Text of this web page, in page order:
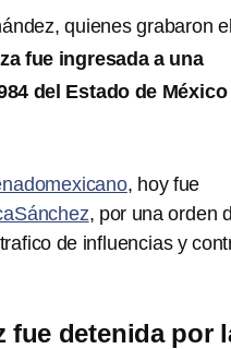
quienes grabaron
fue ingresada a una
del Estado de México
, hoy fue
, por una orden
de influencias y
fue detenida por